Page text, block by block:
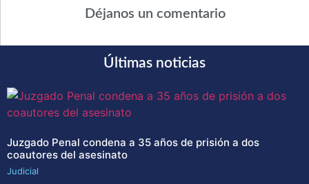
Déjanos un comentario
Últimas noticias
Juzgado Penal condena a 35 años de prisión a dos
coautores del asesinato
Judicial